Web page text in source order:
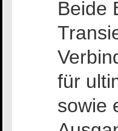
Beide
für
sowie